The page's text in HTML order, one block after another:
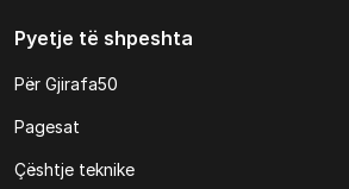
Pyetje të shpeshta
Për Gjirafa50
Pagesat
Çështje teknike